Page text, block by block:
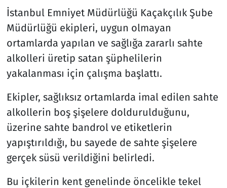
İstanbul Emniyet Müdürlüğü Kaçakçılık Şube
Müdürlüğü ekipleri, uygun olmayan
ortamlarda yapılan ve sağlığa zararlı sahte
alkolleri üretip satan şüphelilerin
yakalanması için çalışma başlattı.
Ekipler, sağlıksız ortamlarda imal edilen sahte
alkollerin boş şişelere doldurulduğunu,
üzerine sahte bandrol ve etiketlerin
yapıştırıldığı, bu sayede de sahte şişelere
gerçek süsü verildiğini belirledi.
Bu içkilerin kent genelinde öncelikle tekel
Savunma Sanayi
Seçim 2023
Spor
Televizyon